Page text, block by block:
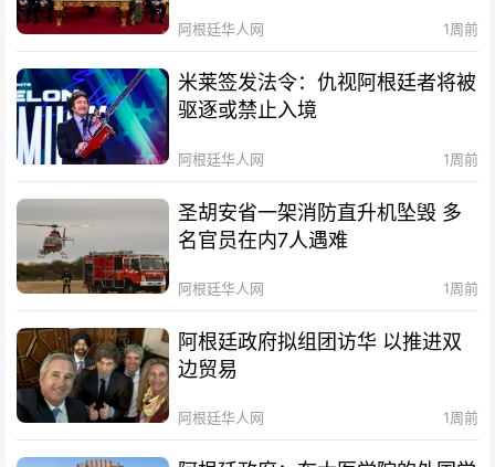
阿根廷华人网 1周前
米莱签发法令：仇视阿根廷者将被
驱逐或禁止入境
阿根廷华人网 1周前
圣胡安省一架消防直升机坠毁 多
名官员在内7人遇难
阿根廷华人网 1周前
阿根廷政府拟组团访华 以推进双
边贸易
阿根廷华人网 1周前